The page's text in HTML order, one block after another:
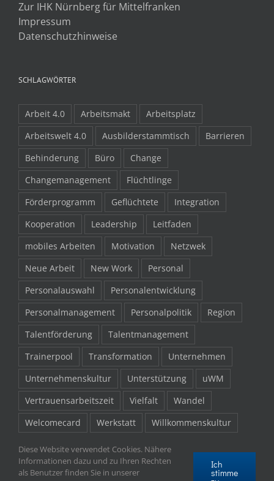
Zur IHK Nürnberg für Mittelfranken
Impressum
Datenschutzhinweise
SCHLAGWÖRTER
Arbeit 4.0 Arbeitsmakt
Arbeitsplatz
Arbeitswelt 4.0
Ausbilderstammtisch
Barrieren
Behinderung
Büro
Change
Changemanagement
Flüchtlinge
Förderprogramm
Geflüchtete
Integration
Kooperation
Leadership
Leitfaden
mobiles Arbeiten
Motivation
Netzwek
Neue Arbeit
New Work
Personal
Personalauswahl
Personalentwicklung
Personalmanagement
Personalpolitik
Region
Talentförderung
Talentmanagement
Trainerpool
Transformation
Unternehmen
Unternehmenskultur
Unterstützung
uWM
Vertrauensarbeitszeit
Vielfalt
Wandel
Welcomecard
Werkstatt
Willkommenskultur
Willkommenspaket
Work-Life-Balance
Diese Website verwendet Cookies. Nähere
Informationen dazu und zu Ihren Rechten
als Benutzer finden Sie in unserer
Ich
stimme